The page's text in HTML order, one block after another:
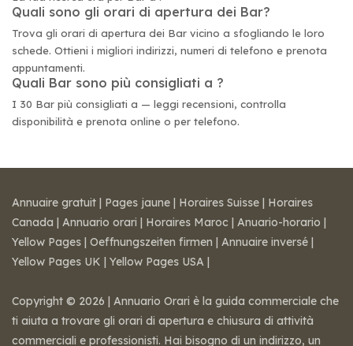
Quali sono gli orari di apertura dei Bar?
Trova gli orari di apertura dei Bar vicino a sfogliando le loro
schede. Ottieni i migliori indirizzi, numeri di telefono e prenota
appuntamenti.
Quali Bar sono più consigliati a ?
I 30 Bar più consigliati a — leggi recensioni, controlla
disponibilità e prenota online o per telefono.
Annuaire gratuit | Pages jaune | Horaires Suisse | Horaires
Canada | Annuario orari | Horaires Maroc | Anuario-horario |
Yellow Pages | Oeffnungszeiten firmen | Annuaire inversé |
Yellow Pages UK | Yellow Pages USA |
Copyright © 2026 | Annuario Orari è la guida commerciale che
ti aiuta a trovare gli orari di apertura e chiusura di attività
commerciali e professionisti. Hai bisogno di un indirizzo, un